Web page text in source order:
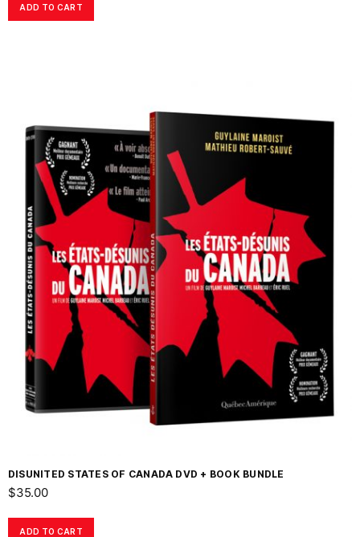
ADD TO CART
DISUNITED STATES OF CANADA DVD + BOOK BUNDLE
$35.00
ADD TO CART